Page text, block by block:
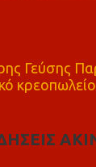
Γεύσης